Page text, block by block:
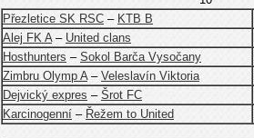
Přezletice SK RSC – KTB B
Alej FK A– United clans
Hosthunters – Sokol Barča Vysočany
Zimbru Olymp A– Veleslavín Viktoria
Dejvický expres – Šrot FC
Karcinogenní – Řežem to United